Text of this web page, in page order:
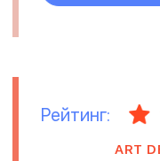
Рейтинг:
ART